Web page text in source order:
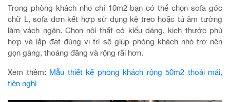
Trong phòng khách nhỏ chỉ 10m2 bạn có thể chọn sofa góc
chữ L, sofa đơn kết hợp sử dụng kệ treo hoặc tủ âm tường
làm vách ngăn. Chọn nội thất có kiểu dáng, kích thước phù
hợp và lắp đặt đúng vị trí sẽ giúp phòng khách nhỏ trở nên
gọn gàng, thoáng đãng và rộng rãi hơn.
Xem thêm: Mẫu thiết kế phòng khách rộng 50m2 thoải mái,
tiện nghi